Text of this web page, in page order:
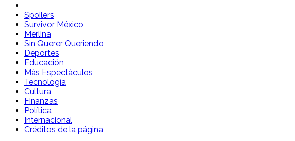
Spoilers Desde la Cuna
Sitio con información sobre series, película, reality shows y telenovelas
Spoilers
Survivor México
Merlina
Sin Querer Queriendo
Deportes
Educación
Más Espectáculos
Tecnología
Cultura
Finanzas
Política
Internacional
Créditos de la página